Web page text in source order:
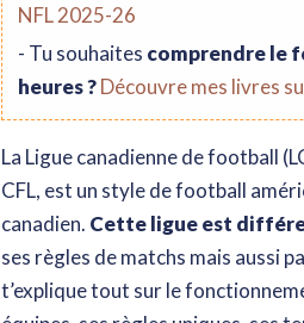
NFL 2025-26
- Tu souhaites comprendre le
heures ?Découvre mes livres
La Ligue canadienne de football
CFL, est un style de football
canadien. Cette ligue est
ses règles de matchs mais aussi
t’explique tout sur le